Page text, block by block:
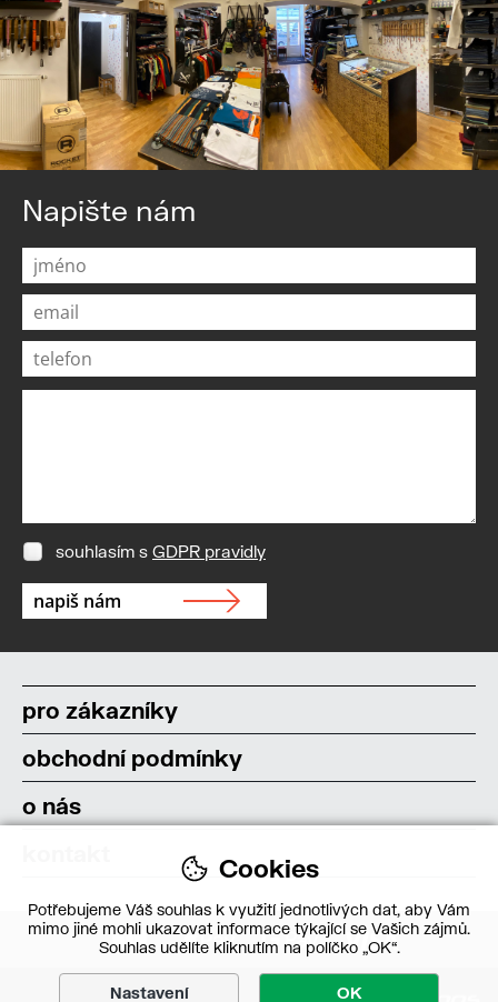
Napište nám
souhlasím s GDPR pravidly
pro zákazníky
obchodní podmínky
o nás
Cookies
Potřebujeme Váš souhlas k využití jednotlivých dat, aby Vám
mimo jiné mohli ukazovat informace týkající se Vašich zájmů.
Souhlas udělíte kliknutím na políčko „OK“.
Nastavení OK